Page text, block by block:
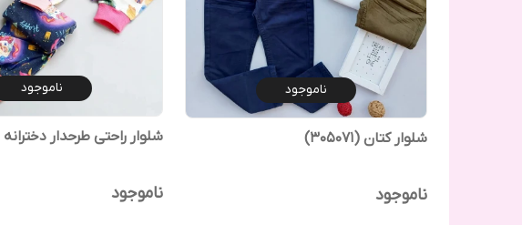
ناموجود
شلوار کتان (305071)
ناموجود
ناموجود
شلوار راحتی طرحدار دخترانه
ناموجود